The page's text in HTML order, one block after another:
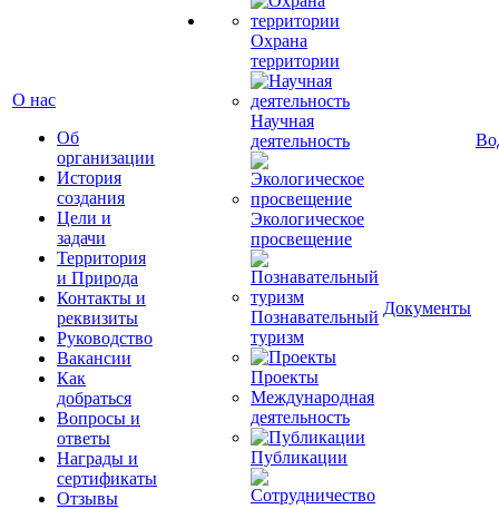
О нас
Об
организации
История
создания
Цели и
задачи
Территория
и Природа
Контакты и
реквизиты
Руководство
Вакансии
Как
добраться
Вопросы и
ответы
Награды и
сертификаты
Отзывы
Охрана
территории
Научная
деятельность
Экологическое
просвещение
Познавательный
туризм
Проекты
Международная
деятельность
Публикации
Документы